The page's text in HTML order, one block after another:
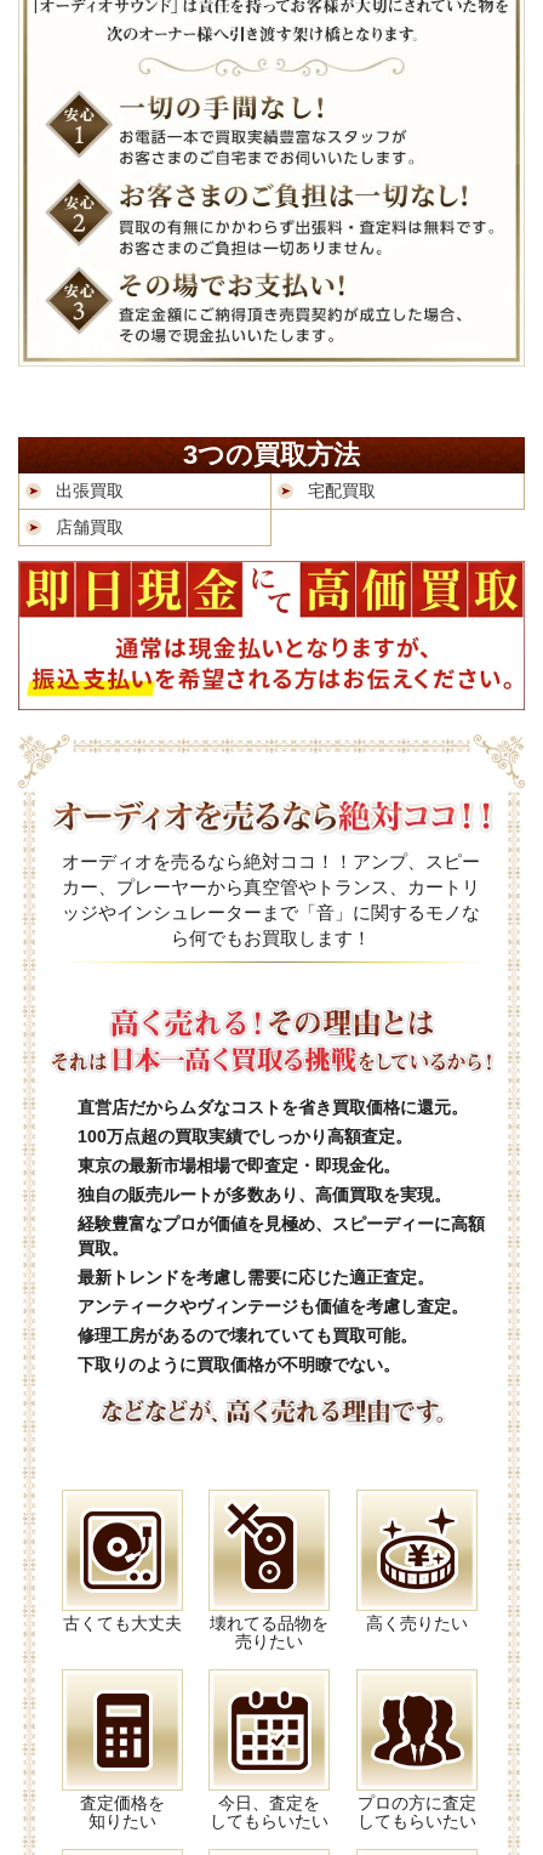
3つの買取方法
出張買取
宅配買取
店舗買取
オーディオを売るなら絶対ココ！！アンプ、スピー
カー、プレーヤーから真空管やトランス、カートリ
ッジやインシュレーターまで「音」に関するモノな
ら何でもお買取します！
直営店だからムダなコストを省き買取価格に還元。
100万点超の買取実績でしっかり高額査定。
東京の最新市場相場で即査定・即現金化。
独自の販売ルートが多数あり、高価買取を実現。
経験豊富なプロが価値を見極め、スピーディーに高額
買取。
最新トレンドを考慮し需要に応じた適正査定。
アンティークやヴィンテージも価値を考慮し査定。
修理工房があるので壊れていても買取可能。
下取りのように買取価格が不明瞭でない。
古くても大丈夫
壊れてる品物を
売りたい
高く売りたい
査定価格を
知りたい
今日、査定を
してもらいたい
プロの方に査定
してもらいたい